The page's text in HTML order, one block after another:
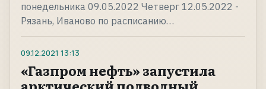
понедельника 09.05.2022 Четверг 12.05.2022 -
Рязань, Иваново по расписанию…
09.12.2021 13:13
«Газпром нефть» запустила